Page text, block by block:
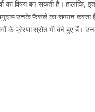
विषय बन सकती हैं। हालांकि,
उनके फैसले का सम्मान करता
के प्रेरणा स्रोत भी बने हुए हैं।